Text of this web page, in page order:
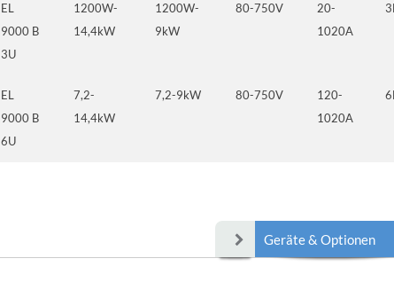
EL
9000 B
3U
1200W-
14,4kW
1200W-
9kW
80-750V
20-
1020A
EL
9000 B
6U
7,2-
14,4kW
7,2-9kW 80-750V
120-
1020A
Geräte & Optionen